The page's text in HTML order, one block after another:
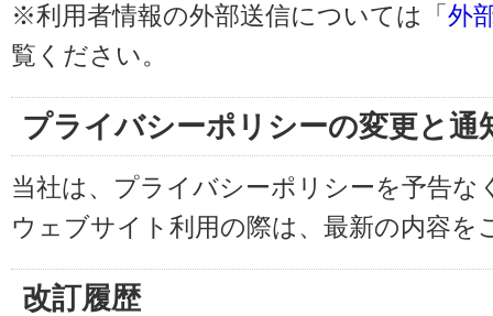
※利用者情報の外部送信については「外
覧ください。
プライバシーポリシーの変更と通
当社は、プライバシーポリシーを予告
ウェブサイト利用の際は、最新の内容を
改訂履歴